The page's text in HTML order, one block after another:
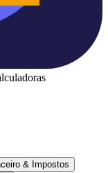
& Impostos